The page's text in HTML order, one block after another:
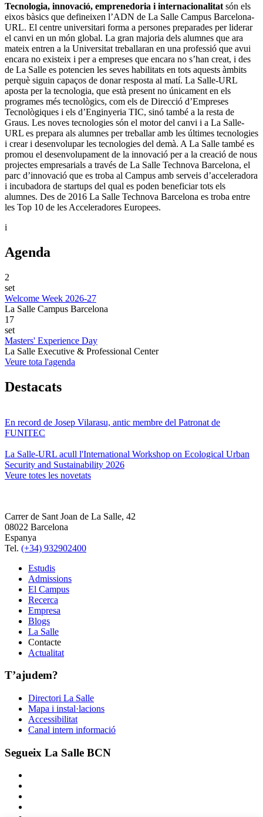
Tecnologia, innovació, emprenedoria i internacionalitat són els
eixos bàsics que defineixen l’ADN de La Salle Campus Barcelona-
URL. El centre universitari forma a persones preparades per liderar
el canvi en un món global. La gran majoria dels alumnes que ara
mateix entren a la Universitat treballaran en una professió que avui
encara no existeix i per a empreses que encara no s’han creat, i des
de La Salle es potencien les seves habilitats en tots aquests àmbits
perquè siguin capaços de donar resposta al matí. La Salle-URL
aposta per la tecnologia, que està present no únicament en els
programes més tecnològics, com els de Direcció d’Empreses
Tecnològiques i els d’Enginyeria TIC, sinó també a la resta de
Graus. Les noves tecnologies són el motor del canvi i a La Salle-
URL es prepara als alumnes per treballar amb les últimes tecnologies
i crear i desenvolupar les tecnologies del demà. A La Salle també es
promou el desenvolupament de la innovació per a la creació de nous
projectes empresarials a través de La Salle Technova Barcelona, el
parc d’innovació que es troba al Campus amb serveis d’acceleradora
i incubadora de startups del qual es poden beneficiar tots els
alumnes. Des de 2016 La Salle Technova Barcelona es troba entre
les Top 10 de les Acceleradores Europees.
i
Agenda
2
set
Welcome Week 2026-27
La Salle Campus Barcelona
17
set
Masters' Experience Day
La Salle Executive & Professional Center
Veure tota l'agenda
Destacats
En record de Josep Vilarasu, antic membre del Patronat de
FUNITEC
La Salle-URL acull l'International Workshop on Ecological Urban
Security and Sustainability 2026
Veure totes les novetats
Carrer de Sant Joan de La Salle, 42
08022 Barcelona
Espanya
Tel. (+34) 932902400
Estudis
Admissions
El Campus
Recerca
Empresa
Blogs
La Salle
Contacte
Actualitat
T’ajudem?
Directori La Salle
Mapa i instal·lacions
Accessibilitat
Canal intern informació
Segueix La Salle BCN